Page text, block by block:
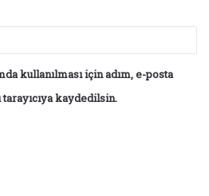
kullanılması için adım, e-posta
kaydedilsin.